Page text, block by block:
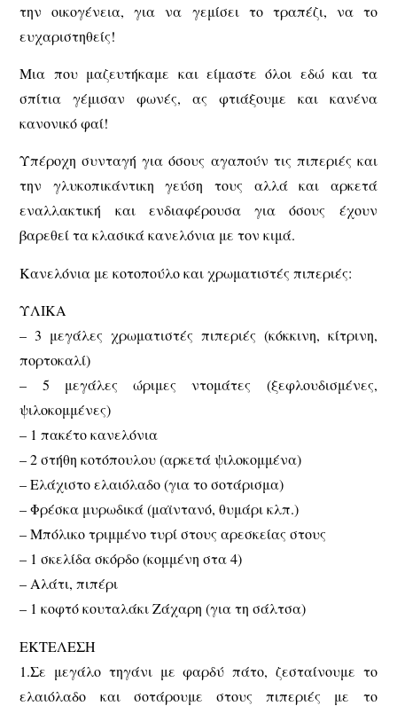
την οικογένεια, για να γεμίσει το τραπέζι, να το
ευχαριστηθείς!
Μια που μαζευτήκαμε και είμαστε όλοι εδώ και τα
σπίτια γέμισαν φωνές, ας φτιάξουμε και κανένα
κανονικό φαί!
Υπέροχη συνταγή για όσους αγαπούν τις πιπεριές και
την γλυκοπικάντικη γεύση τους αλλά και αρκετά
εναλλακτική και ενδιαφέρουσα για όσους έχουν
βαρεθεί τα κλασικά κανελόνια με τον κιμά.
Κανελόνια με κοτοπούλο και χρωματιστές πιπεριές:
ΥΛΙΚΑ
– 3 μεγάλες χρωματιστές πιπεριές (κόκκινη, κίτρινη,
πορτοκαλί)
– 5 μεγάλες ώριμες ντομάτες (ξεφλουδισμένες,
ψιλοκομμένες)
– 1 πακέτο κανελόνια
– 2 στήθη κοτόπουλου (αρκετά ψιλοκομμένα)
– Ελάχιστο ελαιόλαδο (για το σοτάρισμα)
– Φρέσκα μυρωδικά (μαϊντανό, θυμάρι κλπ.)
– Μπόλικο τριμμένο τυρί στους αρεσκείας στους
– 1 σκελίδα σκόρδο (κομμένη στα 4)
– Αλάτι, πιπέρι
– 1 κοφτό κουταλάκι Ζάχαρη (για τη σάλτσα)
ΕΚΤΕΛΕΣΗ
1.Σε μεγάλο τηγάνι με φαρδύ πάτο, ζεσταίνουμε το
ελαιόλαδο και σοτάρουμε στους πιπεριές με το